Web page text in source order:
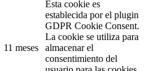
11 meses
Esta cookie es
establecida por el plugin
GDPR Cookie Consent.
La cookie se utiliza para
almacenar el
consentimiento del